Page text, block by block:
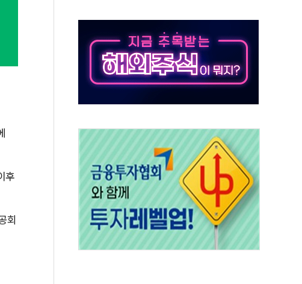
억 금융 지원
여행적금 완판
업 재개...장바구니에 홈플러스 담아달라" 호소
금융지주 포용금융 조직개편 신호탄
후
회